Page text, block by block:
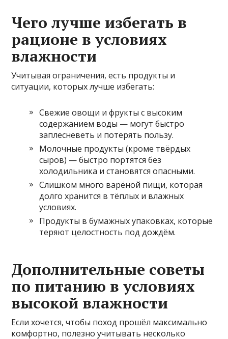
Чего лучше избегать в
рационе в условиях
влажности
Учитывая ограничения, есть продукты и
ситуации, которых лучше избегать:
Свежие овощи и фрукты с высоким
содержанием воды — могут быстро
заплесневеть и потерять пользу.
Молочные продукты (кроме твёрдых
сыров) — быстро портятся без
холодильника и становятся опасными.
Слишком много варёной пищи, которая
долго хранится в тёплых и влажных
условиях.
Продукты в бумажных упаковках, которые
теряют целостность под дождём.
Дополнительные советы
по питанию в условиях
высокой влажности
Если хочется, чтобы поход прошёл максимально
комфортно, полезно учитывать несколько